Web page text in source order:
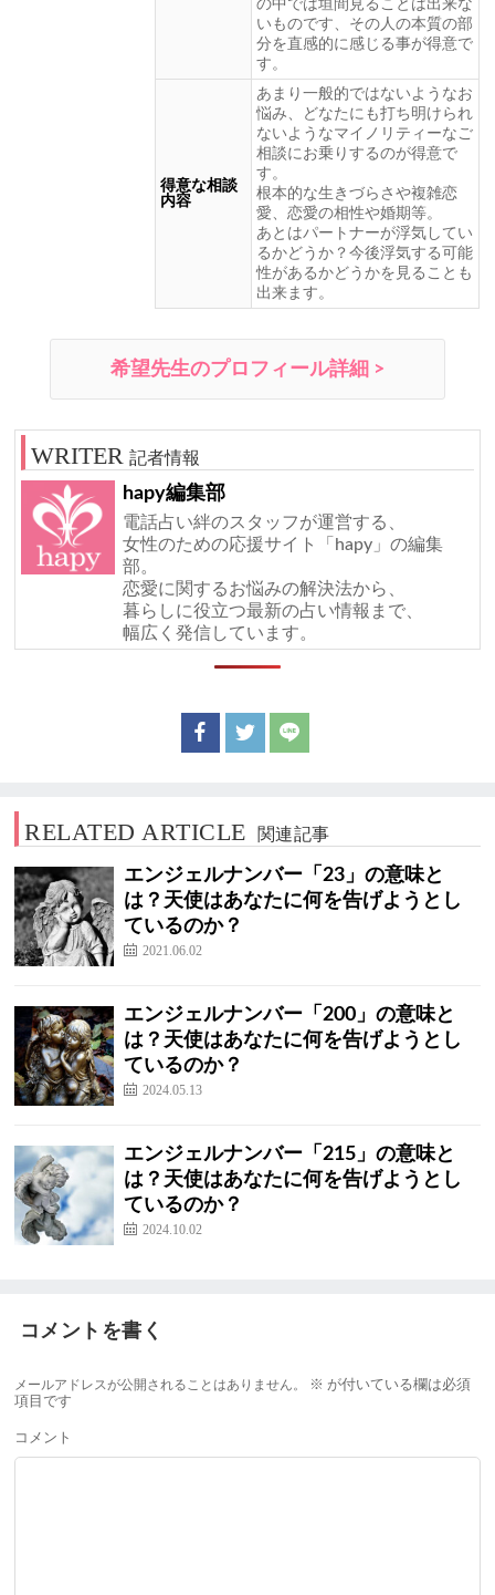
の中では垣間見ることは出来な
いものです、その人の本質の部
分を直感的に感じる事が得意で
す。
得意な相談
内容
あまり一般的ではないようなお
悩み、どなたにも打ち明けられ
ないようなマイノリティーなご
相談にお乗りするのが得意で
す。
根本的な生きづらさや複雑恋
愛、恋愛の相性や婚期等。
あとはパートナーが浮気してい
るかどうか？今後浮気する可能
性があるかどうかを見ることも
出来ます。
希望先生のプロフィール詳細 >
記者情報
hapy編集部
電話占い絆のスタッフが運営する、
女性のための応援サイト「hapy」の編集
部。
恋愛に関するお悩みの解決法から、
暮らしに役立つ最新の占い情報まで、
幅広く発信しています。
RELATED ARTICLE 関連記事
エンジェルナンバー「23」の意味と
は？天使はあなたに何を告げようとし
ているのか？
2021.06.02
エンジェルナンバー「200」の意味と
は？天使はあなたに何を告げようとし
ているのか？
2024.05.13
エンジェルナンバー「215」の意味と
は？天使はあなたに何を告げようとし
ているのか？
2024.10.02
コメントを書く
メールアドレスが公開されることはありません。 ※ が付いている欄は必須
項目です
コメント